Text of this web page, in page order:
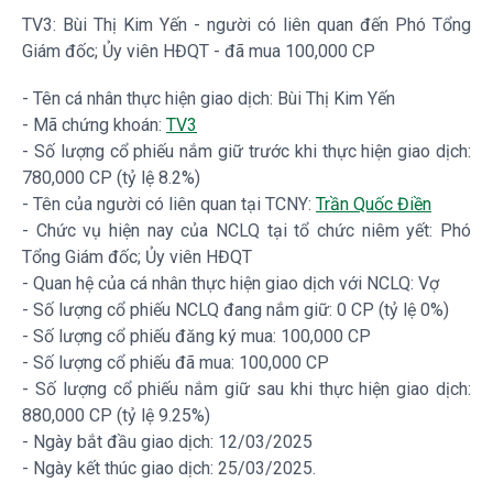
TV3: Bùi Thị Kim Yến - người có liên quan đến Phó Tổng
Giám đốc; Ủy viên HĐQT - đã mua 100,000 CP
- Tên cá nhân thực hiện giao dịch: Bùi Thị Kim Yến
- Mã chứng khoán: TV3
- Số lượng cổ phiếu nắm giữ trước khi thực hiện giao dịch:
780,000 CP (tỷ lệ 8.2%)
- Tên của người có liên quan tại TCNY: Trần Quốc Điền
- Chức vụ hiện nay của NCLQ tại tổ chức niêm yết: Phó
Tổng Giám đốc; Ủy viên HĐQT
- Quan hệ của cá nhân thực hiện giao dịch với NCLQ: Vợ
- Số lượng cổ phiếu NCLQ đang nắm giữ: 0 CP (tỷ lệ 0%)
- Số lượng cổ phiếu đăng ký mua: 100,000 CP
- Số lượng cổ phiếu đã mua: 100,000 CP
- Số lượng cổ phiếu nắm giữ sau khi thực hiện giao dịch:
880,000 CP (tỷ lệ 9.25%)
- Ngày bắt đầu giao dịch: 12/03/2025
- Ngày kết thúc giao dịch: 25/03/2025.